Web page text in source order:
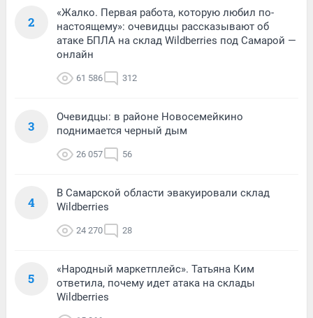
2
«Жалко. Первая работа, которую любил по-
настоящему»: очевидцы рассказывают об
атаке БПЛА на склад Wildberries под Самарой —
онлайн
61 586 312
3
Очевидцы: в районе Новосемейкино
поднимается черный дым
26 057 56
4
В Самарской области эвакуировали склад
Wildberries
24 270 28
5
«Народный маркетплейс». Татьяна Ким
ответила, почему идет атака на склады
Wildberries